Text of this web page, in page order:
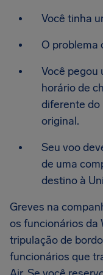
Você tinha
O problema
Você pegou
horário de
diferente do
original.
Seu voo
de uma
destino à
Greves na
os funcionários da
tripulação de
funcionários que